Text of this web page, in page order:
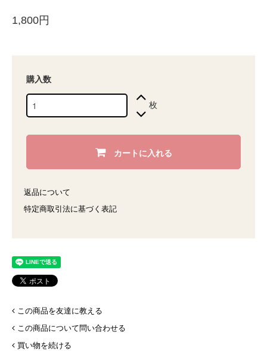
1,800円
購入数
枚
カートに入れる
返品について
特定商取引法に基づく表記
この商品を友達に教える
この商品について問い合わせる
買い物を続ける